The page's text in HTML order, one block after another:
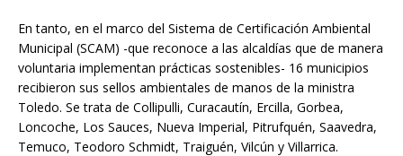
En tanto, en el marco del Sistema de Certificación Ambiental
Municipal (SCAM) -que reconoce a las alcaldías que de manera
voluntaria implementan prácticas sostenibles- 16 municipios
recibieron sus sellos ambientales de manos de la ministra
Toledo. Se trata de Collipulli, Curacautín, Ercilla, Gorbea,
Loncoche, Los Sauces, Nueva Imperial, Pitrufquén, Saavedra,
Temuco, Teodoro Schmidt, Traiguén, Vilcún y Villarrica.